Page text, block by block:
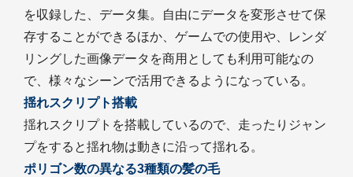
を収録した、データ集。自由にデータを変形させて保
存することができるほか、ゲームでの使用や、レンダ
リングした画像データを商用としても利用可能なの
で、様々なシーンで活用できるようになっている。
揺れスクリプト搭載
揺れスクリプトを搭載しているので、走ったりジャン
プをすると揺れ物は動きに沿って揺れる。
ポリゴン数の異なる3種類の髪の毛